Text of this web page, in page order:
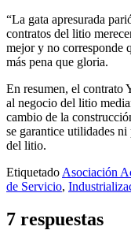
“La gata apresurada
contratos del litio
mejor y no corresponde
más pena que gloria.
En resumen, el contrato
al negocio del litio
cambio de la
se garantice utilidades
del litio.
Etiquetado Asociación
de Servicio,
7 respuestas